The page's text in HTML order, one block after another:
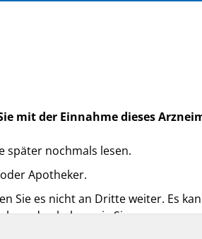
mit der Einnahme dieses
später nochmals lesen.
Apotheker.
Sie es nicht an Dritte weiter. Es
haben wie Sie.